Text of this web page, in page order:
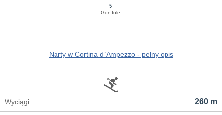
5
Gondole
Narty w Cortina d`Ampezzo - pełny opis
260 m
Wyciągi